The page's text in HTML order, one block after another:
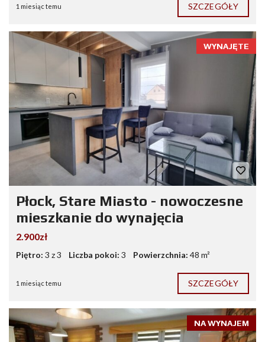
1 miesiąc temu SZCZEGÓŁY
WYNAJĘTE
Płock, Stare Miasto - nowoczesne
mieszkanie do wynajęcia
2.900zł
Piętro: 3 z 3 Liczba pokoi: 3 Powierzchnia: 48 m²
1 miesiąc temu SZCZEGÓŁY
NA WYNAJEM